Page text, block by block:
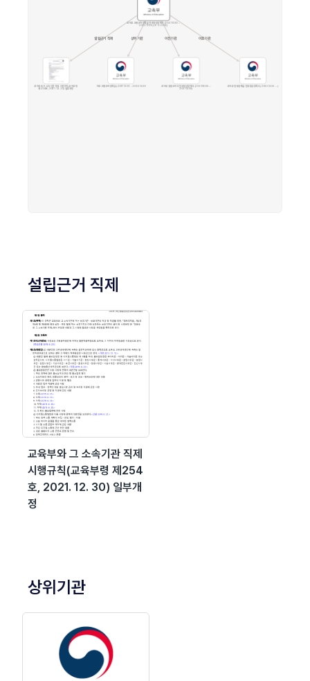
설립근거 직제
교육부와 그 소속기관 직제
시행규칙(교육부령 제254
호, 2021. 12. 30) 일부개
정
상위기관